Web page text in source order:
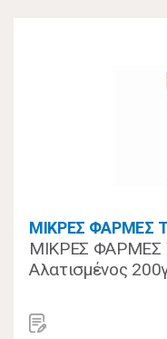
ΜΙΚΡΕΣ ΦΑΡΜΕΣ
ΜΙΚΡΕΣ ΦΑΡΜΕΣ
Αλατισμένος